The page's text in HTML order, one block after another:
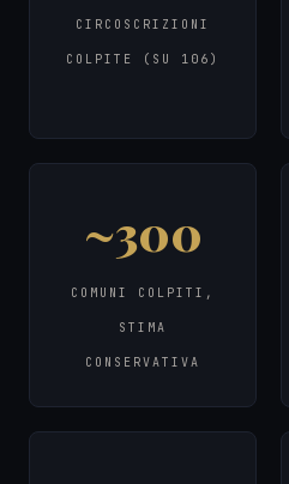
CIRCOSCRIZIONI
COLPITE (SU 106)
~300
COMUNI COLPITI,
STIMA
CONSERVATIVA